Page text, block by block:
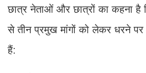
छात्र नेताओं और छात्रों का कहना है
से तीन प्रमुख मांगों को लेकर धरने पर
हैं: